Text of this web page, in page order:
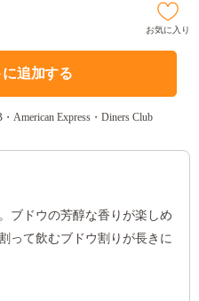
お気に入り
に追加する
American Express・Diners Club
ブドウの芳醇な香りが楽しめ
って飲むブドウ割りが長きに